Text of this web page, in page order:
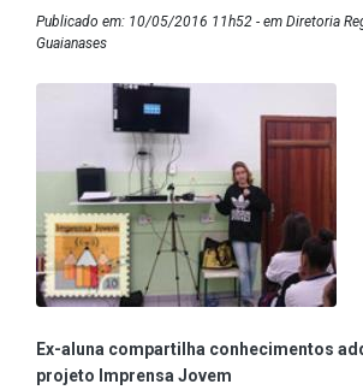
Publicado em: 10/05/2016 11h52 - em Diretoria
Guaianases
Ex-aluna compartilha conhecimentos
projeto Imprensa Jovem